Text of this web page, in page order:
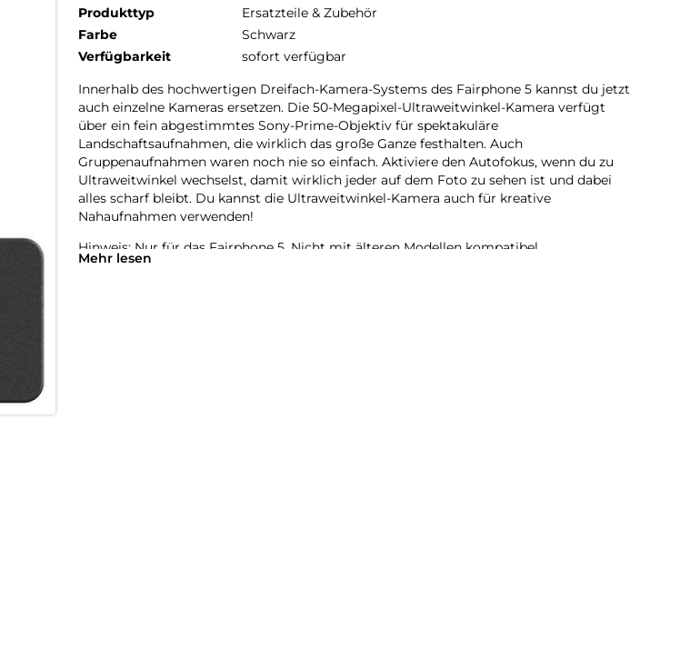
Produkttyp
Ersatzteile & Zubehör
Farbe
Schwarz
Verfügbarkeit
sofort verfügbar
Innerhalb des hochwertigen Dreifach-Kamera-Systems des Fairphone 5 kannst du jetzt
auch einzelne Kameras ersetzen. Die 50-Megapixel-Ultraweitwinkel-Kamera verfügt
über ein fein abgestimmtes Sony-Prime-Objektiv für spektakuläre
Landschaftsaufnahmen, die wirklich das große Ganze festhalten. Auch
Gruppenaufnahmen waren noch nie so einfach. Aktiviere den Autofokus, wenn du zu
Ultraweitwinkel wechselst, damit wirklich jeder auf dem Foto zu sehen ist und dabei
alles scharf bleibt. Du kannst die Ultraweitwinkel-Kamera auch für kreative
Nahaufnahmen verwenden!
Hinweis: Nur für das Fairphone 5. Nicht mit älteren Modellen kompatibel.
Mehr lesen